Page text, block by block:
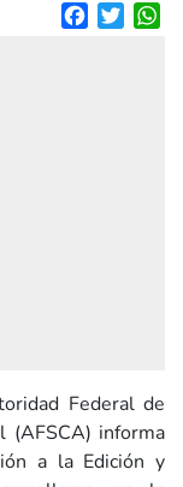
Facebook
Federal de
(AFSCA) informa
a la Edición y